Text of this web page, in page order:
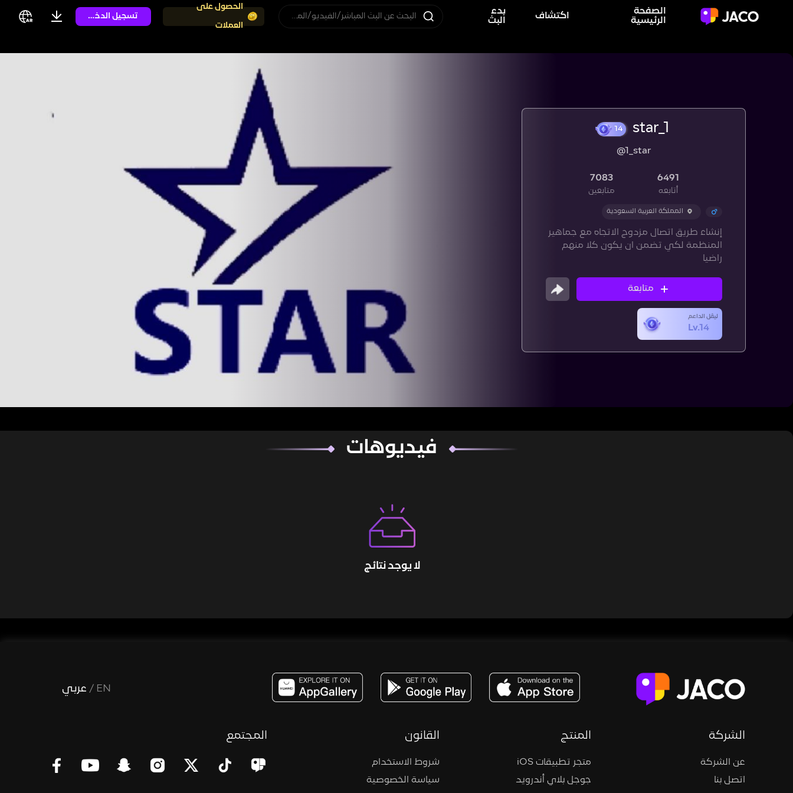
الصفحة
الرئيسية
اكتشاف
بدء
البث
البحث عن البث المباشر/الفيديو/المستخدم
الحصول على
العملات
تسجيل الدخول
star_1
@1_star
6491
أتابعه
7083
متابعين
المملكة العربية السعودية
إنشاء طريق اتصال مزدوج الاتجاه مع جماهير
المنظمة لكي تضمن ان يكون كلا منهم
راضيا
متابعة
ليڤل الداعم
Lv.14
فيديوهات
لا يوجد نتائج
EN
/ عربي
الشركة
عن الشركة
اتصل بنا
المنتج
متجر تطبيقات iOS
جوجل بلاي أندرويد
القانون
شروط الاستخدام
سياسة الخصوصية
المجتمع